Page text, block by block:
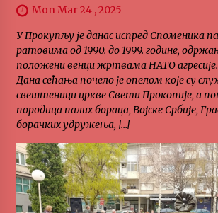
Mon Mar 24 , 2025
У Прокупљу је данас испред Споменика
ратовима од 1990. до 1999. године,
положени венци жртвама НАТО
Дана сећања почело је опелом које су
свештеници цркве Свети Прокопије, а
породица палих бораца, Војске Србије,
борачких удружења, […]